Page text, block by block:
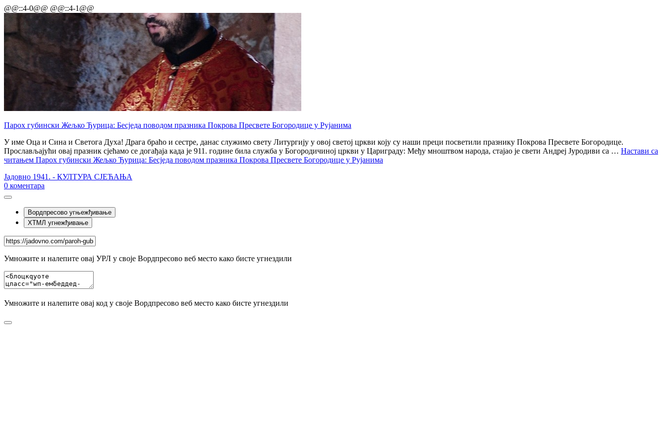
@@::4-0@@ @@::4-1@@
Парох губински Жељко Ђурица: Бесједа поводом празника Покрова Пресвете Богородице у Рујанима
У име Оца и Сина и Светога Духа! Драга браћо и сестре, данас служимо свету Литургију у овој светој цркви коју су наши преци посветили празнику Покрова Пресвете Богородице.
Прослављајући овај празник сјећамо се догађаја када је 911. године била служба у Богородичиној цркви у Цариграду: Међу мноштвом народа, стајао је свети Андреј Јуродиви са … Настави са
читањем Парох губински Жељко Ђурица: Бесједа поводом празника Покрова Пресвете Богородице у Рујанима
Јадовно 1941. - КУЛТУРА СЈЕЋАЊА
0 коментара
Вордпресово угњежђивање
ХТМЛ угнежђивање
Умножите и налепите овај УРЛ у своје Вордпресово веб место како бисте угнездили
Умножите и налепите овај код у своје Вордпресово веб место како бисте угнездили